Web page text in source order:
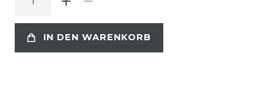
IN DEN WARENKORB